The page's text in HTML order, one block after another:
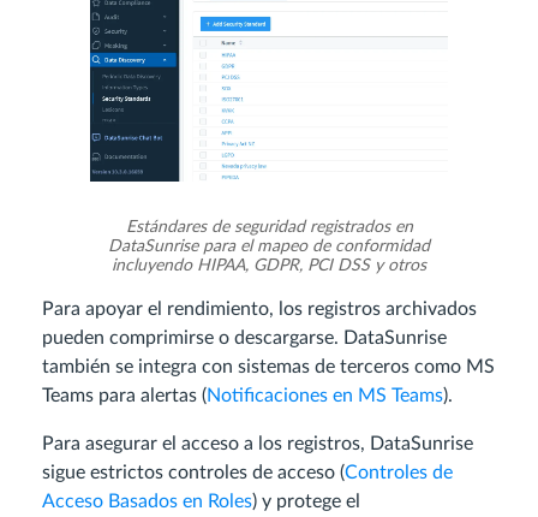
Estándares de seguridad registrados en
DataSunrise para el mapeo de conformidad
incluyendo HIPAA, GDPR, PCI DSS y otros
Para apoyar el rendimiento, los registros archivados
pueden comprimirse o descargarse. DataSunrise
también se integra con sistemas de terceros como MS
Teams para alertas (Notificaciones en MS Teams).
Para asegurar el acceso a los registros, DataSunrise
sigue estrictos controles de acceso (Controles de
Acceso Basados en Roles) y protege el